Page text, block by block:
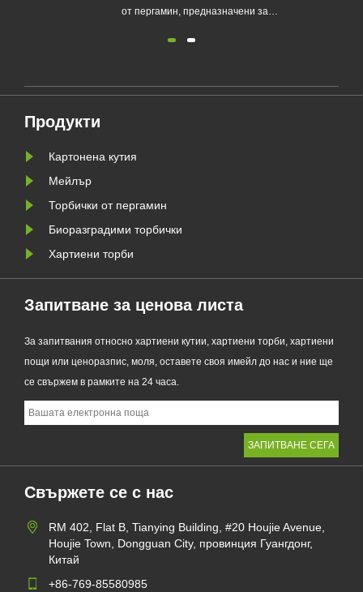
от пергамин, предназначени за
пластмаса и помага на бизнеса да
PPWR.
Продукти
Картонена кутия
Мейлър
Торбички от пергамин
Биоразградими торбички
Хартиени торби
Запитване за ценова листа
За запитвания относно хартиени кутии, хартиени торби, хартиени
пощи или ценоразпис, моля, оставете своя имейл до нас и ние ще
се свържем в рамките на 24 часа.
Свържете се с нас
RM 402, Flat B, Tianying Building, #20 Houjie Avenue,
Houjie Town, Dongguan City, провинция Гуангдонг,
Китай
+86-769-85580985